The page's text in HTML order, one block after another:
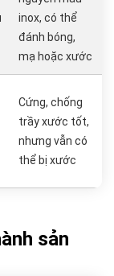
inox, có thể
đánh bóng,
mạ hoặc xước
Cứng, chống
trầy xước tốt,
nhưng vẫn có
thể bị xước
sản